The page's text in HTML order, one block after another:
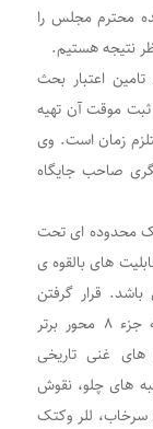
محترم مجلس را
نتیجه هستیم.
اعتبار بحث
ثبت موقت آن تهیه
زمان است. وی
صاحب جایگاه
محدوده ای تحت
های بالقوه ی
قرار گرفتن
شیمبار بر روی محور فرهنگی شوش-کوهرنگ که جزء ۸ محور برتر
غنی تاریخی
های چلو، نقوش
للر وکتک